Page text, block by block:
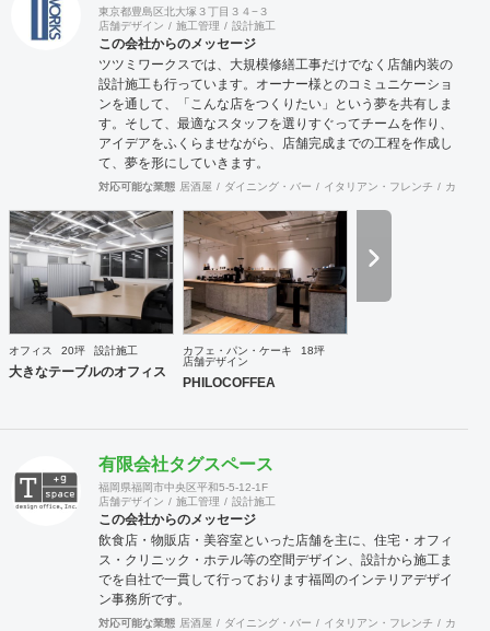
東京都豊島区北大塚３丁目３４−３
店舗デザイン
施工管理 設計施工
この会社からのメッセージ
ツツミワークスでは、大規模修繕工事だけでなく店舗内装の
設計施工も行っています。オーナー様とのコミュニケーショ
ンを通して、「こんな店をつくりたい」という夢を共有しま
す。そして、最適なスタッフを選りすぐってチームを作り、
アイデアをふくらませながら、店舗完成までの工程を作成し
て、夢を形にしていきます。
対応可能な業態 居酒屋 ダイニング・バー イタリアン・フレンチ カフェ
オフィス 20坪 設計施工
大きなテーブルのオフィス
カフェ・パン・ケーキ
18坪
店舗デザイン
PHILOCOFFEA
有限会社タグスペース
福岡県福岡市中央区平和5-5-12-1F
店舗デザイン
施工管理 設計施工
この会社からのメッセージ
飲食店・物販店・美容室といった店舗を主に、住宅・オフィ
ス・クリニック・ホテル等の空間デザイン、設計から施工ま
でを自社で一貫して行っております福岡のインテリアデザイ
ン事務所です。
対応可能な業態 居酒屋 ダイニング・バー イタリアン・フレンチ カフェ